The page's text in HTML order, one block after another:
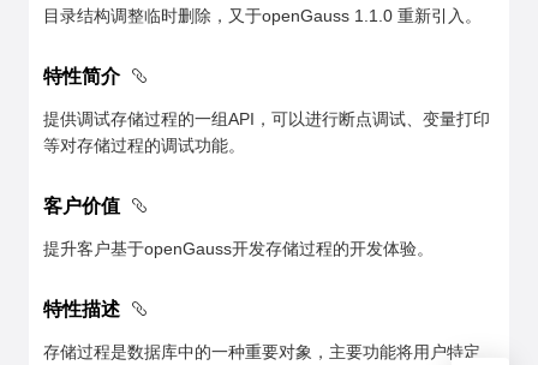
目录结构调整临时删除，又于openGauss 1.1.0 重新引入。
特性简介
提供调试存储过程的一组API，可以进行断点调试、变量打印
等对存储过程的调试功能。
客户价值
提升客户基于openGauss开发存储过程的开发体验。
特性描述
存储过程是数据库中的一种重要对象，主要功能将用户特定